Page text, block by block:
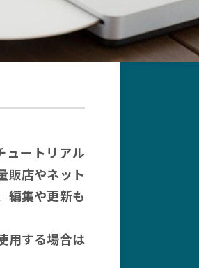
ュートリアル
販店やネット
編集や更新も
用する場合は